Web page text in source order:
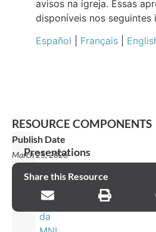
avisos na igreja. Essas
disponíveis nos seguintes
Español
Français
RESOURCE COMPONENTS
Presentations
Declaração
de
missão
da
Publish Date
March 25, 2026
Share this Resource